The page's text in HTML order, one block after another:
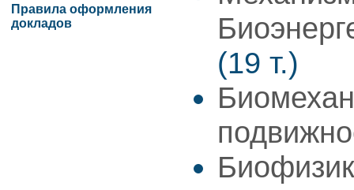
Правила оформления
докладов
(19 т.)